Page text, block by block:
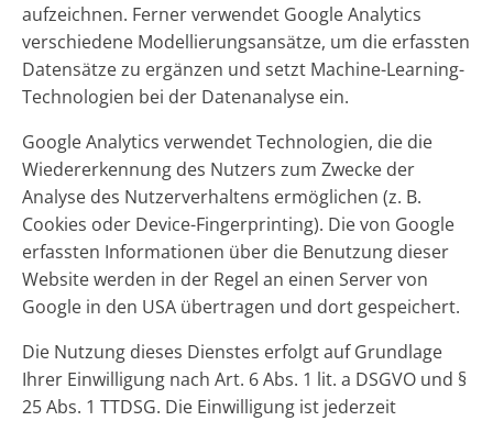
aufzeichnen. Ferner verwendet Google Analytics
verschiedene Modellierungsansätze, um die erfassten
Datensätze zu ergänzen und setzt Machine-Learning-
Technologien bei der Datenanalyse ein.
Google Analytics verwendet Technologien, die die
Wiedererkennung des Nutzers zum Zwecke der
Analyse des Nutzerverhaltens ermöglichen (z. B.
Cookies oder Device-Fingerprinting). Die von Google
erfassten Informationen über die Benutzung dieser
Website werden in der Regel an einen Server von
Google in den USA übertragen und dort gespeichert.
Die Nutzung dieses Dienstes erfolgt auf Grundlage
Ihrer Einwilligung nach Art. 6 Abs. 1 lit. a DSGVO und §
25 Abs. 1 TTDSG. Die Einwilligung ist jederzeit